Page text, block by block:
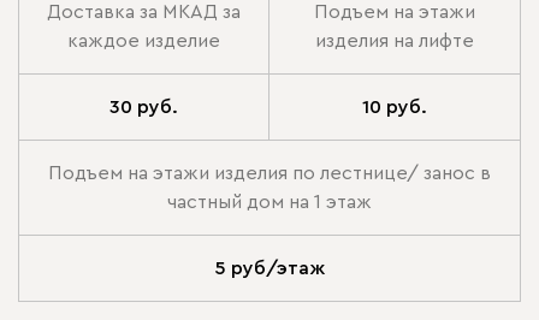
Доставка за МКАД за
каждое изделие
Подъем на этажи
изделия на лифте
30 руб. 10 руб.
Подъем на этажи изделия по лестнице/ занос в
частный дом на 1 этаж
5 руб/этаж